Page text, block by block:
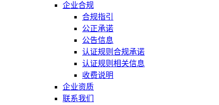
企业合规
合规指引
公正承诺
公告信息
认证规则合规承诺
认证规则相关信息
收费说明
企业资质
联系我们